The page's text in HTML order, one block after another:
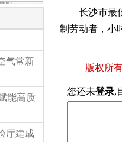
气常新
能高质
厅建成
长沙市最低
制劳动者，小
版权所
您还未登录,